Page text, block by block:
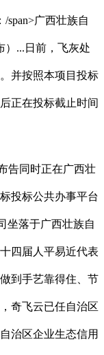
span>广西壮族自
）...日前，飞灰处
并按照本项目投标
正在投标截止时间
同时正在广西壮
投标公共办事平台
坐落于广西壮族自
四届人平易近代表
到手艺靠得住、节
奇飞云已任自治区
治区企业生态信用